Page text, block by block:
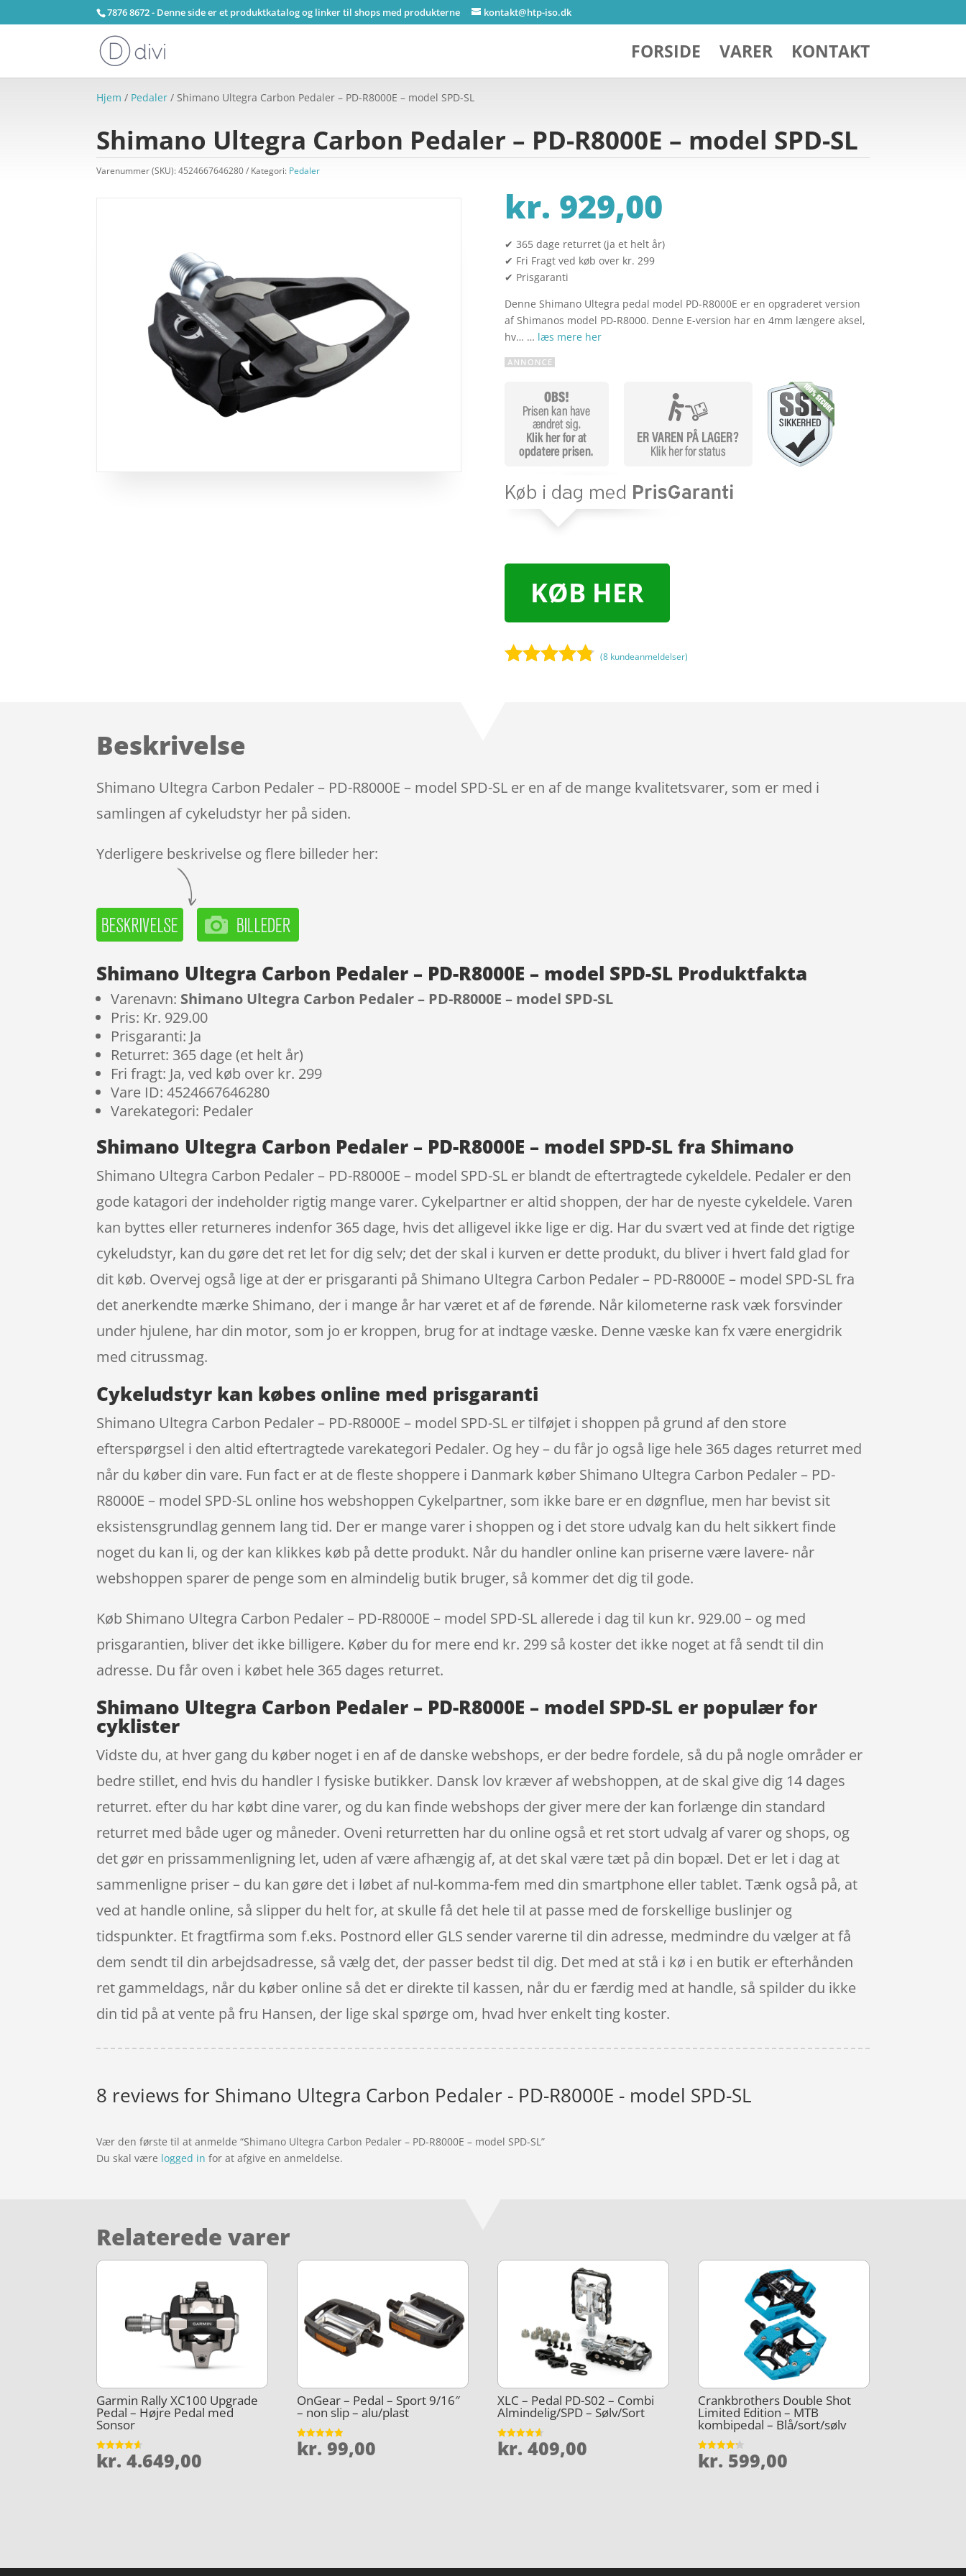
7876 8672 - Denne side er et produktkatalog og linker til shops med produkterne kontakt@htp-iso.dk
FORSIDE VARER KONTAKT
Hjem / Pedaler / Shimano Ultegra Carbon Pedaler – PD-R8000E – model SPD-SL
Shimano Ultegra Carbon Pedaler – PD-R8000E – model SPD-SL
Varenummer (SKU):4524667646280 Kategori: Pedaler
kr. 929,00
✔ 365 dage returret (ja et helt år)
✔ Fri Fragt ved køb over kr. 299
✔ Prisgaranti
Denne Shimano Ultegra pedal model PD-R8000E er en opgraderet version
af Shimanos model PD-R8000. Denne E-version har en 4mm længere aksel,
hv… … læs mere her
KØB HER
(8 kundeanmeldelser)
Beskrivelse
Shimano Ultegra Carbon Pedaler – PD-R8000E – model SPD-SL er en af de mange kvalitetsvarer, som er med i
samlingen af cykeludstyr her på siden.
Yderligere beskrivelse og flere billeder her:
Shimano Ultegra Carbon Pedaler – PD-R8000E – model SPD-SL Produktfakta
Varenavn: Shimano Ultegra Carbon Pedaler – PD-R8000E – model SPD-SL
Pris: Kr. 929.00
Prisgaranti: Ja
Returret: 365 dage (et helt år)
Fri fragt: Ja, ved køb over kr. 299
Vare ID: 4524667646280
Varekategori: Pedaler
Shimano Ultegra Carbon Pedaler – PD-R8000E – model SPD-SL fra Shimano
Shimano Ultegra Carbon Pedaler – PD-R8000E – model SPD-SL er blandt de eftertragtede cykeldele. Pedaler er den
gode katagori der indeholder rigtig mange varer. Cykelpartner er altid shoppen, der har de nyeste cykeldele. Varen
kan byttes eller returneres indenfor 365 dage, hvis det alligevel ikke lige er dig. Har du svært ved at finde det rigtige
cykeludstyr, kan du gøre det ret let for dig selv; det der skal i kurven er dette produkt, du bliver i hvert fald glad for
dit køb. Overvej også lige at der er prisgaranti på Shimano Ultegra Carbon Pedaler – PD-R8000E – model SPD-SL fra
det anerkendte mærke Shimano, der i mange år har været et af de førende. Når kilometerne rask væk forsvinder
under hjulene, har din motor, som jo er kroppen, brug for at indtage væske. Denne væske kan fx være energidrik
med citrussmag.
Cykeludstyr kan købes online med prisgaranti
Shimano Ultegra Carbon Pedaler – PD-R8000E – model SPD-SL er tilføjet i shoppen på grund af den store
efterspørgsel i den altid eftertragtede varekategori Pedaler. Og hey – du får jo også lige hele 365 dages returret med
når du køber din vare. Fun fact er at de fleste shoppere i Danmark køber Shimano Ultegra Carbon Pedaler – PD-
R8000E – model SPD-SL online hos webshoppen Cykelpartner, som ikke bare er en døgnflue, men har bevist sit
eksistensgrundlag gennem lang tid. Der er mange varer i shoppen og i det store udvalg kan du helt sikkert finde
noget du kan li, og der kan klikkes køb på dette produkt. Når du handler online kan priserne være lavere- når
webshoppen sparer de penge som en almindelig butik bruger, så kommer det dig til gode.
Køb Shimano Ultegra Carbon Pedaler – PD-R8000E – model SPD-SL allerede i dag til kun kr. 929.00 – og med
prisgarantien, bliver det ikke billigere. Køber du for mere end kr. 299 så koster det ikke noget at få sendt til din
adresse. Du får oven i købet hele 365 dages returret.
Shimano Ultegra Carbon Pedaler – PD-R8000E – model SPD-SL er populær for
cyklister
Vidste du, at hver gang du køber noget i en af de danske webshops, er der bedre fordele, så du på nogle områder er
bedre stillet, end hvis du handler I fysiske butikker. Dansk lov kræver af webshoppen, at de skal give dig 14 dages
returret. efter du har købt dine varer, og du kan finde webshops der giver mere der kan forlænge din standard
returret med både uger og måneder. Oveni returretten har du online også et ret stort udvalg af varer og shops, og
det gør en prissammenligning let, uden af være afhængig af, at det skal være tæt på din bopæl. Det er let i dag at
sammenligne priser – du kan gøre det i løbet af nul-komma-fem med din smartphone eller tablet. Tænk også på, at
ved at handle online, så slipper du helt for, at skulle få det hele til at passe med de forskellige buslinjer og
tidspunkter. Et fragtfirma som f.eks. Postnord eller GLS sender varerne til din adresse, medmindre du vælger at få
dem sendt til din arbejdsadresse, så vælg det, der passer bedst til dig. Det med at stå i kø i en butik er efterhånden
ret gammeldags, når du køber online så det er direkte til kassen, når du er færdig med at handle, så spilder du ikke
din tid på at vente på fru Hansen, der lige skal spørge om, hvad hver enkelt ting koster.
8 reviews for Shimano Ultegra Carbon Pedaler - PD-R8000E - model SPD-SL
Vær den første til at anmelde “Shimano Ultegra Carbon Pedaler – PD-R8000E – model SPD-SL”
Du skal være logged in for at afgive en anmeldelse.
Relaterede varer
Garmin Rally XC100 Upgrade
Pedal – Højre Pedal med
Sonsor
Vurderet
4.6
kr. 4.649,00
OnGear – Pedal – Sport 9/16″
– non slip – alu/plast
Vurderet
4.9
kr. 99,00
XLC – Pedal PD-S02 – Combi
Almindelig/SPD – Sølv/Sort
Vurderet
4.6
kr. 409,00
Crankbrothers Double Shot
Limited Edition – MTB
kombipedal – Blå/sort/sølv
Vurderet
4.2
kr. 599,00